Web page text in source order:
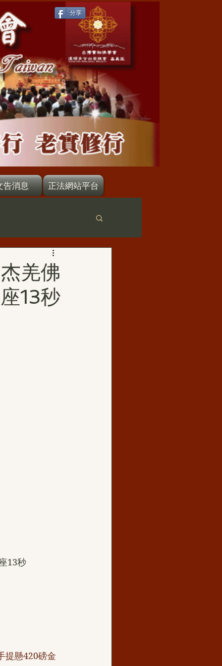
分享
告消息 正法網站平台
三世多杰羌佛正法受用
羌佛
13秒
13秒
提懸420磅金